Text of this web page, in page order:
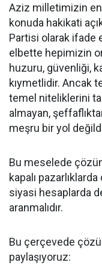
Aziz milletimizin
konuda hakikati
Partisi olarak ifade
elbette hepimizin
huzuru, güvenliği,
kıymetlidir. Ancak
temel niteliklerini
almayan,
meşru bir yol
Bu meselede
kapalı
siyasi hesaplarda
aranmalıdır.
Bu çerçevede
paylaşıyoruz: